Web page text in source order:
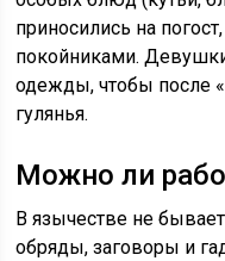
приносились на
покойниками.
одежды, чтобы после
гулянья.
Можно ли
В язычестве не
обряды, заговоры и